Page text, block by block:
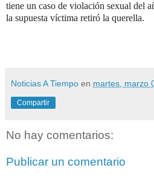
tiene un caso de violación sexual del
la supuesta víctima retiró la querella.
Noticias A Tiempo en martes, marzo
Compartir
No hay comentarios:
Publicar un comentario